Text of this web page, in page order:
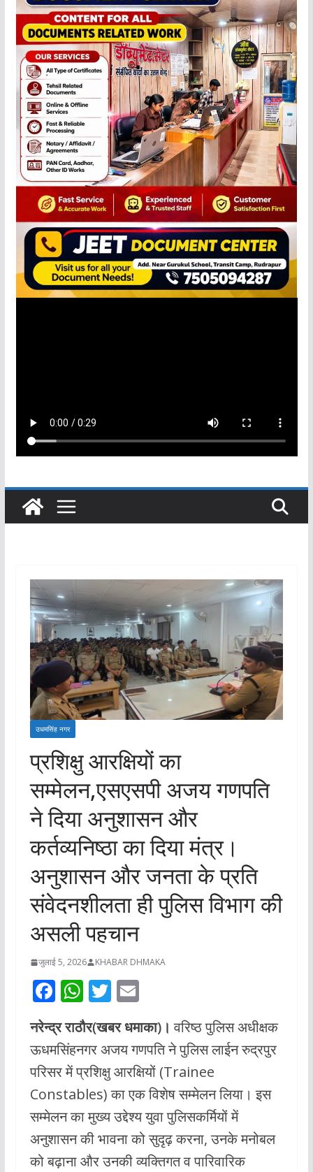
उधमसिंह नगर
प्रशिक्षु आरक्षियों का
सम्मेलन,एसएसपी अजय गणपति
ने दिया अनुशासन और
कर्तव्यनिष्ठा का दिया मंत्र।
अनुशासन और जनता के प्रति
संवेदनशीलता ही पुलिस विभाग की
असली पहचान
जुलाई 5, 2026 KHABAR DHMAKA
F
e
b
o
o
k
W
h
at
s
A
p
p
T
itt
er
E
ai
l
नरेन्द्र राठौर(खबर धमाका)। वरिष्ठ पुलिस अधीक्षक
ऊधमसिंहनगर अजय गणपति ने पुलिस लाईन रुद्रपुर
परिसर में प्रशिक्षु आरक्षियों (Trainee
Constables) का एक विशेष सम्मेलन लिया। इस
सम्मेलन का मुख्य उद्देश्य युवा पुलिसकर्मियों में
अनुशासन की भावना को सुदृढ़ करना, उनके मनोबल
को बढ़ाना और उनकी व्यक्तिगत व पारिवारिक